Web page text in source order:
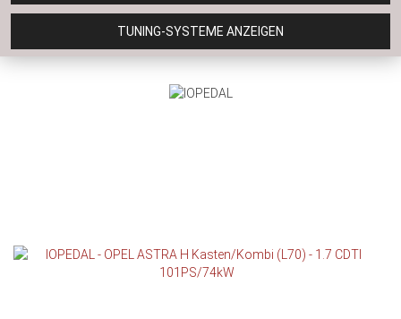
TUNING-SYSTEME ANZEIGEN